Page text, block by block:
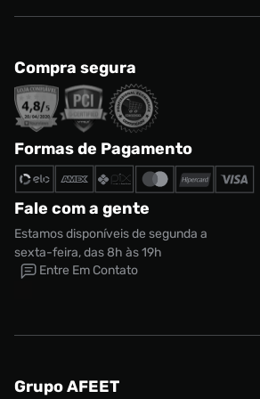
Compra segura
Formas de Pagamento
Fale com a gente
Estamos disponíveis de segunda a
sexta-feira, das 8h às 19h
Entre Em Contato
Grupo AFEET